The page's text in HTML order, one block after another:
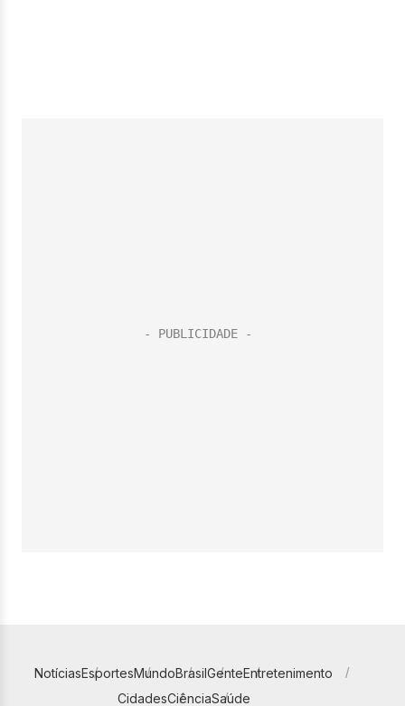
NotíciasEsportesMundoBrasilGenteEntretenimento
CidadesCiênciaSaúde